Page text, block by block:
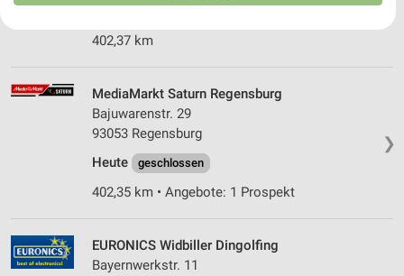
402,37 km
❯
MediaMarkt Saturn Regensburg
Bajuwarenstr. 29
93053 Regensburg
Heute
geschlossen
402,35 km • Angebote: 1 Prospekt
EURONICS Widbiller Dingolfing
Bayernwerkstr. 11
Website/App.
Wir nutzen Ihre Daten für folgende Zwecke:
IAB-Verarbeitungszwecke:
Speichern von oder Zugriff auf Informationen
Verwendung reduzierter Daten zur Auswahl von
Werbeanzeigen
Erstellung von Profilen für personalisierte
Werbung